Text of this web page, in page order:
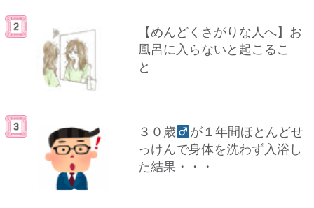
【めんどくさがりな人へ】お
風呂に入らないと起こるこ
と
３０歳
が１年間ほとんどせ
っけんで身体を洗わず入浴し
た結果・・・